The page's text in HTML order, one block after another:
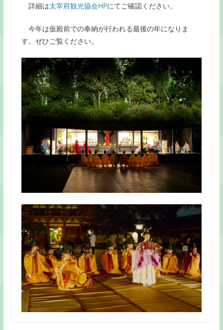
詳細は太宰府観光協会HPにてご確認ください。
今年は仮殿前での奉納が行われる最後の年になりま
す。ぜひご覧ください。